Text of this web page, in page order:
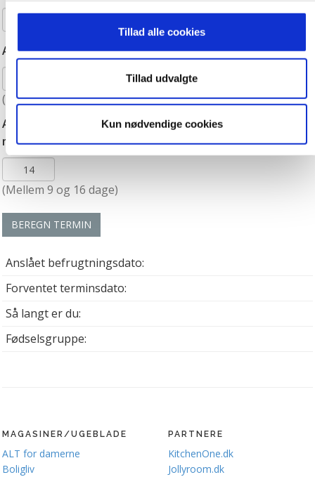
Vi ønsker dit samtykke til, at vi må bruge egne cookies og
hjemmeside ved at sikre funktionalitet, generere statistik
og huske dine præferencer samt til brug for markedsføring,
så vi kan optimere vores reklametiltag på sociale medier
medier. Du kan til enhver tid trække dit samtykke tilbage.
Du skal være opmærksom på, at vores hjemmeside
muligvis ikke fungerer optimalt, hvis du ikke accepterer
cookies eller tilbagetrækker et samtykke. Du kan læse
mere om vores brug af cookies og behandling af dine
personoplysninger i forbindelse hermed i både
vores privatlivspolitik
Tillad alle cookies
Tillad udvalgte
Kun nødvendige cookies
Antal dage i din cyklus:
(Mellem 22 og 45 dage)
Antal dage fra du har haft ægløsning til du får din
menstruation (luthealfasen):
(Mellem 9 og 16 dage)
BEREGN TERMIN
Anslået befrugtningsdato:
Forventet terminsdato:
Så langt er du:
Fødselsgruppe:
MAGASINER/UGEBLADE
ALT for damerne
Boligliv
PARTNERE
KitchenOne.dk
Jollyroom.dk